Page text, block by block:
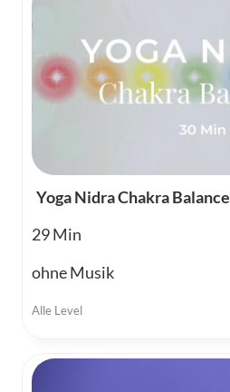
Yoga Nidra Chakra Balance
29
ohne Musik
Alle Level